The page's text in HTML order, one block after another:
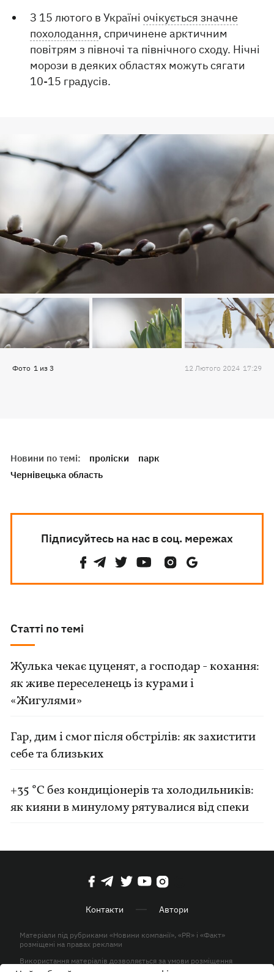
З 15 лютого в Україніочікується значне
похолодання, спричинене арктичним
повітрям з півночі та північного сходу. Нічні
морози в деяких областях можуть сягати
10-15 градусів.
Фото 1 из 3 12 Лютого 2024 17:29
Новини по темі: проліски
парк
Чернівецька область
Підписуйтесь на нас в соц. мережах
Статті по темі
Жулька чекає цуценят, а господар - кохання:
як живе переселенець із курами і
«Жигулями»
Гар, дим і смог після обстрілів: як захистити
себе та близьких
+35 °C без кондиціонерів та холодильників:
як кияни в минулому рятувалися від спеки
Контакти Автори
Матеріали під рубриками «Новини компанії», «PR» і «Факт»
розміщені на правах реклами
Використання матеріалів дозволяється за умови розміщення
активного гіперпосилання на KP.UA в першому абзаці.